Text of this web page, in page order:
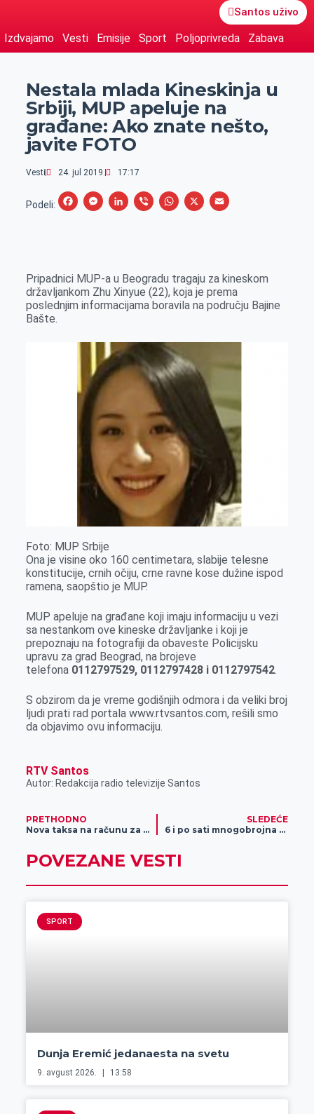
Santos uživo
Izdvajamo Vesti Emisije Sport Poljoprivreda Zabava
Nestala mlada Kineskinja u
Srbiji, MUP apeluje na
građane: Ako znate nešto,
javite FOTO
Vesti 24. jul 2019. 17:17
Podeli:
F
b
o
M
e
n
r
L
e
d
V
r
W
s
A
X
E
l
Pripadnici MUP-a u Beogradu tragaju za kineskom
državljankom Zhu Xinyue (22), koja je prema
poslednjim informacijama boravila na području Bajine
Bašte.
Foto: MUP Srbije
Ona je visine oko 160 centimetara, slabije telesne
konstitucije, crnih očiju, crne ravne kose dužine ispod
ramena, saopštio je MUP.
MUP apeluje na građane koji imaju informaciju u vezi
sa nestankom ove kineske državljanke i koji je
prepoznaju na fotografiji da obaveste Policijsku
upravu za grad Beograd, na brojeve
telefona 0112797529, 0112797428 i 0112797542.
S obzirom da je vreme godišnjih odmora i da veliki broj
ljudi prati rad portala www.rtvsantos.com, rešili smo
da objavimo ovu informaciju.
RTV Santos
Autor: Redakcija radio televizije Santos
PRETHODNO
Nova taksa na računu za struju od avgusta
SLEDEĆE
6 i po sati mnogobrojna domaćinstva ostaju bez struje
POVEZANE VESTI
SPORT
Dunja Eremić jedanaesta na svetu
9. avgust 2026. 13:58